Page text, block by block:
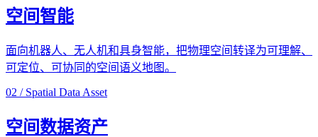
空间智能
面向机器人、无人机和具身智能，把物理空间转译为可理解、
可定位、可协同的空间语义地图。
02 / Spatial Data Asset
空间数据资产